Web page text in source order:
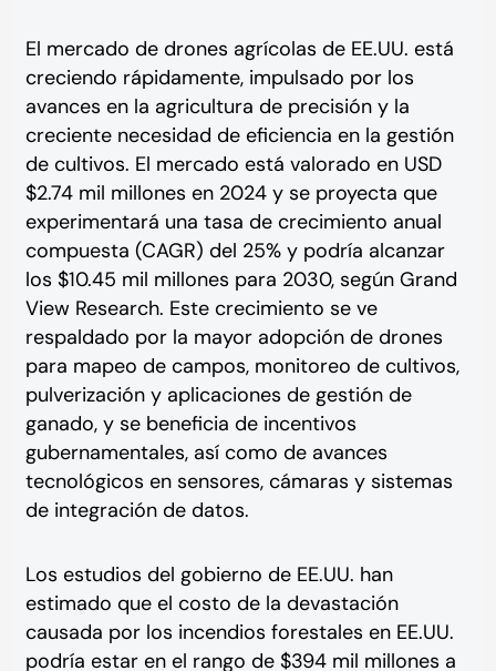
El mercado de drones agrícolas de EE.UU. está
creciendo rápidamente, impulsado por los
avances en la agricultura de precisión y la
creciente necesidad de eficiencia en la gestión
de cultivos. El mercado está valorado en USD
$2.74 mil millones en 2024 y se proyecta que
experimentará una tasa de crecimiento anual
compuesta (CAGR) del 25% y podría alcanzar
los $10.45 mil millones para 2030, según Grand
View Research. Este crecimiento se ve
respaldado por la mayor adopción de drones
para mapeo de campos, monitoreo de cultivos,
pulverización y aplicaciones de gestión de
ganado, y se beneficia de incentivos
gubernamentales, así como de avances
tecnológicos en sensores, cámaras y sistemas
de integración de datos.
Los estudios del gobierno de EE.UU. han
estimado que el costo de la devastación
causada por los incendios forestales en EE.UU.
podría estar en el rango de $394 mil millones a